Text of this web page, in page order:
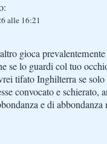
alle 16:21
gioca
se lo guardi col tuo
tifato Inghilterra se
convocato e schierato,
e di